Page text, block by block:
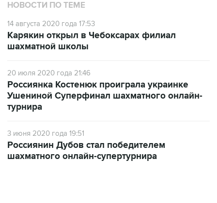
НОВОСТИ ПО ТЕМЕ
14 августа 2020 года 17:53
Карякин открыл в Чебоксарах филиал
шахматной школы
20 июля 2020 года 21:46
Россиянка Костенюк проиграла украинке
Ушениной Суперфинал шахматного онлайн-
турнира
3 июня 2020 года 19:51
Россиянин Дубов стал победителем
шахматного онлайн-супертурнира